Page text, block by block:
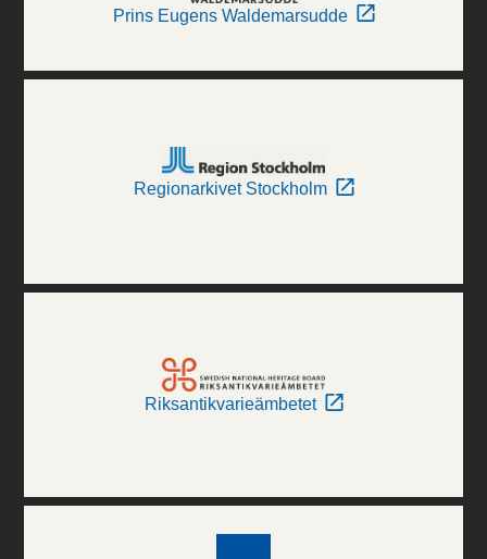
Prins Eugens Waldemarsudde
Regionarkivet Stockholm
Riksantikvarieämbetet